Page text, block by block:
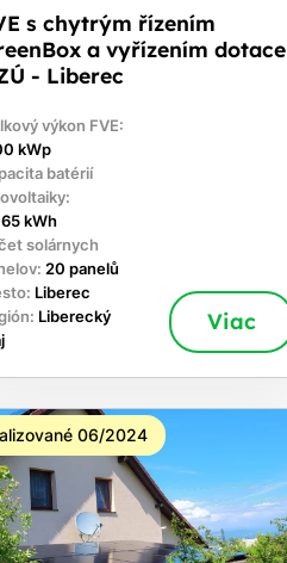
s chytrým řízením
a vyřízením dotace
- Liberec
výkon FVE:
kWp
batérií
kWh
solárnych
20 panelů
Liberec
Liberecký
Viac
06/2024